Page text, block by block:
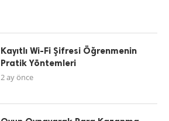
Kayıtlı Wi-Fi Şifresi Öğrenmenin
Pratik Yöntemleri
2 ay önce